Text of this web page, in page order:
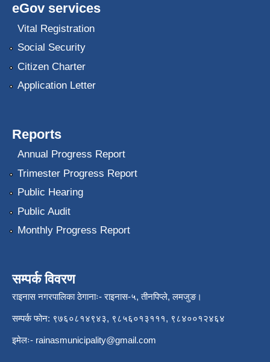
eGov services
Vital Registration
Social Security
Citizen Charter
Application Letter
Reports
Annual Progress Report
Trimester Progress Report
Public Hearing
Public Audit
Monthly Progress Report
सम्पर्क विवरण
राइनास नगरपालिका ठेगानाः- राइनास-५, तीनपिप्ले, लमजुङ।
सम्पर्क फोन: ९७६०८१४९४३, ९८५६०१३१११, ९८४००१२४६४
इमेलः- rainasmunicipality@gmail.com